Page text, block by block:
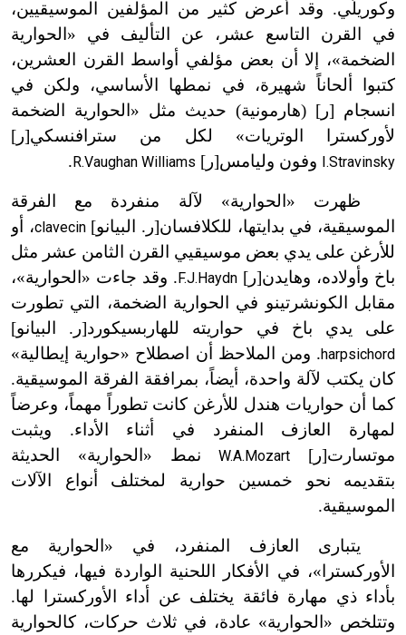
وكوريلّي. وقد أعرض كثير من المؤلفين الموسيقيين،
في القرن التاسع عشر، عن التأليف في «الحوارية
الضخمة»، إلا أن بعض مؤلفي أواسط القرن العشرين،
كتبوا ألحاناً شهيرة، في نمطها الأساسي، ولكن في
انسجام [ر] (هارمونية) حديث مثل «الحوارية الضخمة
لأوركسترا الوتريات» لكل من سترافنسكي[ر]
I.Stravinsky وفون وليامس[ر] R.Vaughan Williams
.
ظهرت «الحوارية» لآلة منفردة مع الفرقة
الموسيقية، في بدايتها، للكلافسان[ر. البيانو]clavecin، أو
للأرغن على يدي بعض موسيقيي القرن الثامن عشر مثل
باخ وأولاده، وهايدن[ر] F.J.Haydn . وقد جاءت «الحوارية»،
مقابل الكونشرتينو في الحوارية الضخمة، التي تطورت
على يدي باخ في حواريته للهاربسيكورد[ر. البيانو]
harpsichord. ومن الملاحظ أن اصطلاح «حوارية إيطالية»
كان يكتب لآلة واحدة، أيضاً، بمرافقة الفرقة الموسيقية.
كما أن حواريات هندل للأرغن كانت تطوراً مهماً، وعرضاً
لمهارة العازف المنفرد في أثناء الأداء. ويثبت
موتسارت[ر] W.A.Mozartنمط «الحوارية» الحديثة
بتقديمه نحو خمسين حوارية لمختلف أنواع الآلات
الموسيقية.
يتبارى العازف المنفرد، في «الحوارية مع
الأوركسترا»، في الأفكار اللحنية الواردة فيها، فيكررها
بأداء ذي مهارة فائقة يختلف عن أداء الأوركسترا لها.
وتتلخص «الحوارية» عادة، في ثلاث حركات، كالحوارية